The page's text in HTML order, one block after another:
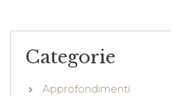
Categorie
Approfondimenti